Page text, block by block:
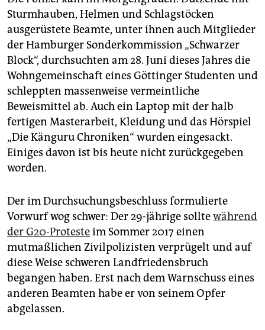
genossenschaft
epaper login
Sturmhauben, Helmen und Schlagstöcken
ausgerüstete Beamte, unter ihnen auch Mitglieder
der Hamburger Sonderkommission „Schwarzer
Block“, durchsuchten am 28. Juni dieses Jahres die
Wohngemeinschaft eines Göttinger Studenten und
schleppten massenweise vermeintliche
Beweismittel ab. Auch ein Laptop mit der halb
fertigen Masterarbeit, Kleidung und das Hörspiel
„Die Känguru Chroniken“ wurden eingesackt.
Einiges davon ist bis heute nicht zurückgegeben
worden.
Der im Durchsuchungsbeschluss formulierte
Vorwurf wog schwer: Der 29-jährige solltewährend
der G20-Protesteim Sommer 2017 einen
mutmaßlichen Zivilpolizisten verprügelt und auf
diese Weise schweren Landfriedensbruch
begangen haben. Erst nach dem Warnschuss eines
anderen Beamten habe er von seinem Opfer
abgelassen.